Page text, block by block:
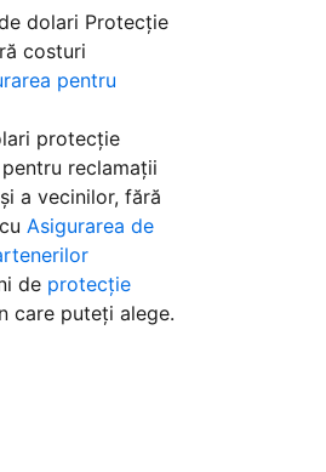
dolari Protecție
costuri
pentru
protecție
reclamații
a vecinilor, fără
cuAsigurarea de
de protecție
care puteți alege.